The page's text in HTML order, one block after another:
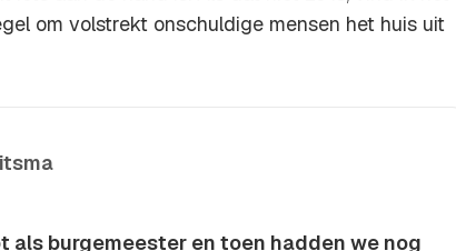
om volstrekt onschuldige mensen het huis uit
als burgemeester en toen hadden we nog